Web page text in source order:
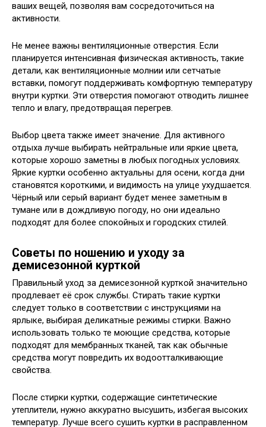
ваших вещей, позволяя вам сосредоточиться на
активности.
Не менее важны вентиляционные отверстия. Если
планируется интенсивная физическая активность, такие
детали, как вентиляционные молнии или сетчатые
вставки, помогут поддерживать комфортную температуру
внутри куртки. Эти отверстия помогают отводить лишнее
тепло и влагу, предотвращая перегрев.
Выбор цвета также имеет значение. Для активного
отдыха лучше выбирать нейтральные или яркие цвета,
которые хорошо заметны в любых погодных условиях.
Яркие куртки особенно актуальны для осени, когда дни
становятся короткими, и видимость на улице ухудшается.
Чёрный или серый вариант будет менее заметным в
тумане или в дождливую погоду, но они идеально
подходят для более спокойных и городских стилей.
Советы по ношению и уходу за
демисезонной курткой
Правильный уход за демисезонной курткой значительно
продлевает её срок службы. Стирать такие куртки
следует только в соответствии с инструкциями на
ярлыке, выбирая деликатные режимы стирки. Важно
использовать только те моющие средства, которые
подходят для мембранных тканей, так как обычные
средства могут повредить их водоотталкивающие
свойства.
После стирки куртки, содержащие синтетические
утеплители, нужно аккуратно высушить, избегая высоких
температур. Лучше всего сушить куртки в расправленном